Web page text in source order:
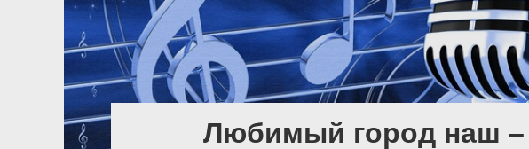
Любимый город наш –